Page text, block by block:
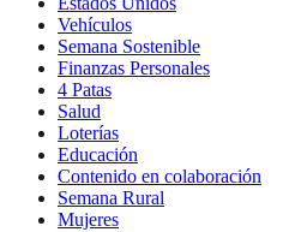
Vehículos
Semana Sostenible
Finanzas Personales
4 Patas
Salud
Loterías
Educación
Contenido en colaboración
Semana Rural
Mujeres